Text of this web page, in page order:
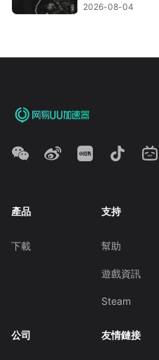
2026-08-04
產品
下載
支持
幫助
遊戲資訊
Steam
公司 友情鏈接